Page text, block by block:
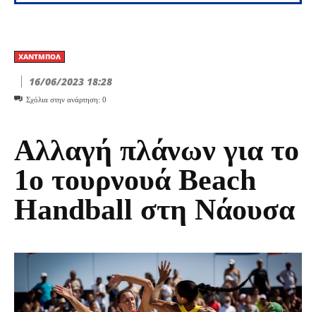
ΧΆΝΤΜΠΟΛ
16/06/2023 18:28
Σχόλια στην ανάρτηση: 0
Αλλαγή πλάνων για το
1ο τουρνουά Beach
Handball στη Νάουσα